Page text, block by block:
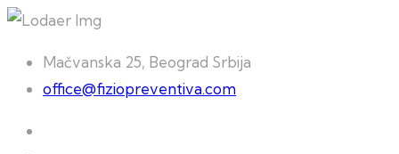
Mačvanska 25, Beograd Srbija
office@fiziopreventiva.com